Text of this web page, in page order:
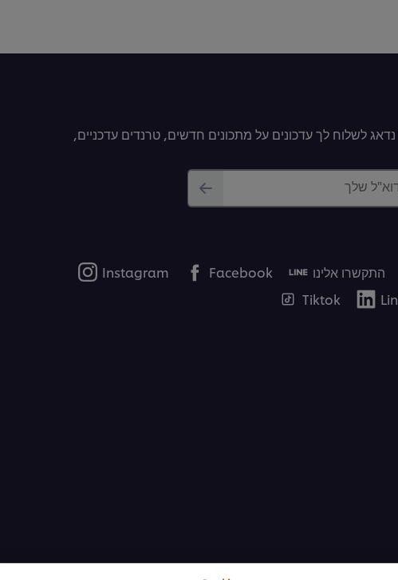
לשלוח לך עדכונים על מתכונים חדשים, טרנדים עדכניים,
שלך
התקשרו אלינו Facebook
Instagram
Tiktok